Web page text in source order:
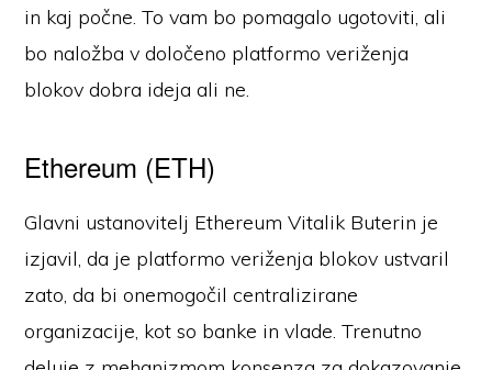
in kaj počne. To vam bo pomagalo ugotoviti, ali
bo naložba v določeno platformo veriženja
blokov dobra ideja ali ne.
Ethereum (ETH)
Glavni ustanovitelj Ethereum Vitalik Buterin je
izjavil, da je platformo veriženja blokov ustvaril
zato, da bi onemogočil centralizirane
organizacije, kot so banke in vlade. Trenutno